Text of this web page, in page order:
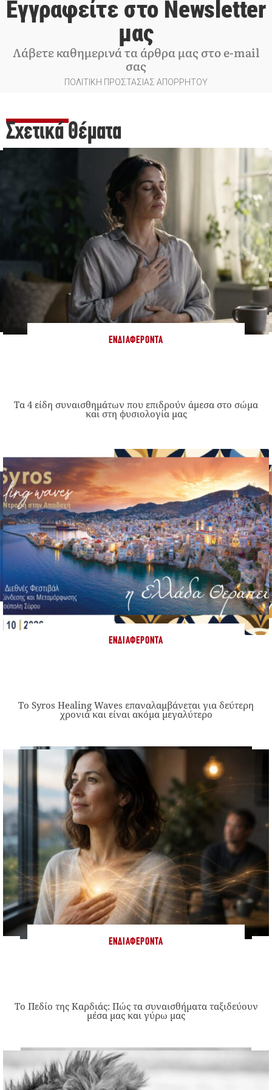
Εγγραφείτε στο Newsletter
μας
Λάβετε καθημερινά τα άρθρα μας στο e-mail
σας
ΠΟΛΙΤΙΚΗ ΠΡΟΣΤΑΣΙΑΣ ΑΠΟΡΡΗΤΟΥ
Σχετικά Θέματα
ΕΝΔΙΑΦΈΡΟΝΤΑ
Τα 4 είδη συναισθημάτων που επιδρούν άμεσα στο σώμα
και στη φυσιολογία μας
ΕΝΔΙΑΦΈΡΟΝΤΑ
Το Syros Healing Waves επαναλαμβάνεται για δεύτερη
χρονιά και είναι ακόμα μεγαλύτερο
ΕΝΔΙΑΦΈΡΟΝΤΑ
Το Πεδίο της Καρδιάς: Πώς τα συναισθήματα ταξιδεύουν
μέσα μας και γύρω μας